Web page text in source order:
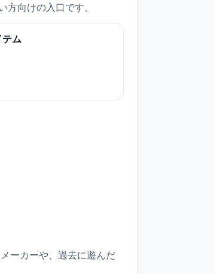
向けの入口です。
ム
ーカーや、過去に遊んだ